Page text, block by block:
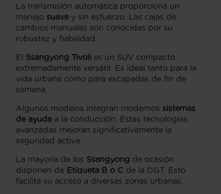
La transmisión automática proporciona un
manejo suave y sin esfuerzo. Las cajas de
cambios manuales son conocidas por su
robustez y fiabilidad.
El Ssangyong Tivoli es un SUV compacto
extremadamente versátil. Es ideal tanto para la
vida urbana como para escapadas de fin de
semana.
Algunos modelos integran modernos sistemas
de ayuda a la conducción. Estas tecnologías
avanzadas mejoran significativamente la
seguridad activa.
La mayoría de los Ssangyong de ocasión
disponen de Etiqueta B o C de la DGT. Esto
facilita su acceso a diversas zonas urbanas.